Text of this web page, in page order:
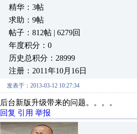
精华：3帖
求助：9帖
帖子：812帖 | 6279回
年度积分：0
历史总积分：28999
注册：2011年10月16日
发表于：2013-03-12 10:27:34
后台新版升级带来的问题。。。。
回复 引用 举报